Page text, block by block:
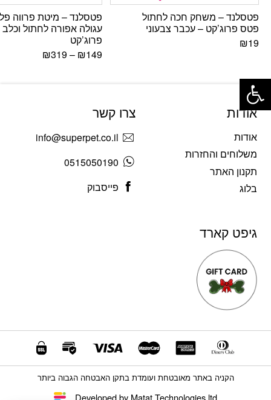
פטסלנד – משחק חכה לחתול
פטס פרוג’קט – עכבר צבעוני
₪19
פטסלנד – מיטת פרווה
עגולה אפורה לחתול
פרוג’קט
₪149
–
₪319
אודות
אודות
משלוחים והחזרות
תקנון האתר
בלוג
צרו קשר
info@superpet.co.il
0515050190
פייסבוק
גיפט קארד
Developed by Matat Technologies ltd
הקניה באתר מאובטחת ועומדת בתקן האבטחה הגבוה ביותר
פתח סרגל נגישות